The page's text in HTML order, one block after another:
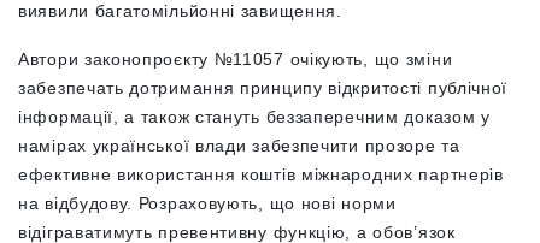
виявили багатомільйонні завищення.
Автори законопроєкту №11057 очікують, що зміни
забезпечать дотримання принципу відкритості публічної
інформації, а також стануть беззаперечним доказом у
намірах української влади забезпечити прозоре та
ефективне використання коштів міжнародних партнерів
на відбудову. Розраховують, що нові норми
відіграватимуть превентивну функцію, а обов’язок